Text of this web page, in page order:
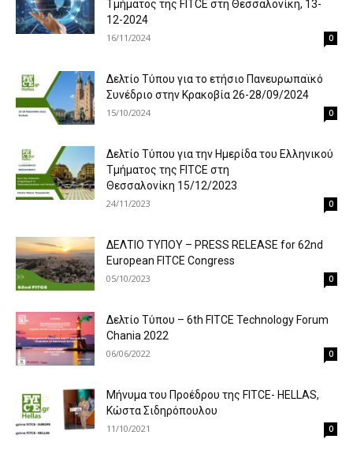
Τμήματος της FITCE στη Θεσσαλονίκη, 13-
12-2024
16/11/2024 0
Δελτίο Τύπου για τo ετήσιο Πανευρωπαϊκό
Συνέδριο στην Κρακοβία 26-28/09/2024
15/10/2024 0
Δελτίο Τύπου για την Ημερίδα του Ελληνικού
Τμήματος της FITCE στη
Θεσσαλονίκη 15/12/2023
24/11/2023 0
ΔΕΛΤΙΟ ΤΥΠΟΥ – PRESS RELEASE for 62nd
European FITCE Congress
05/10/2023 0
Δελτίο Τύπου – 6th FITCE Technology Forum
Chania 2022
06/06/2022 0
Μήνυμα του Προέδρου της FITCE- HELLAS,
Κώστα Σιδηρόπουλου
11/10/2021 0